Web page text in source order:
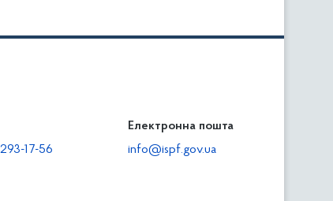
17-56
Електронна пошта
info@ispf.gov.ua